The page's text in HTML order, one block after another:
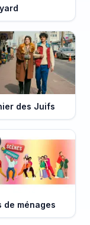
des Juifs
de ménages